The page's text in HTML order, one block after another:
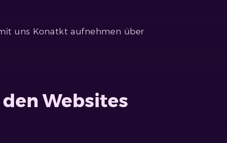
uns Konatkt aufnehmen über
Websites